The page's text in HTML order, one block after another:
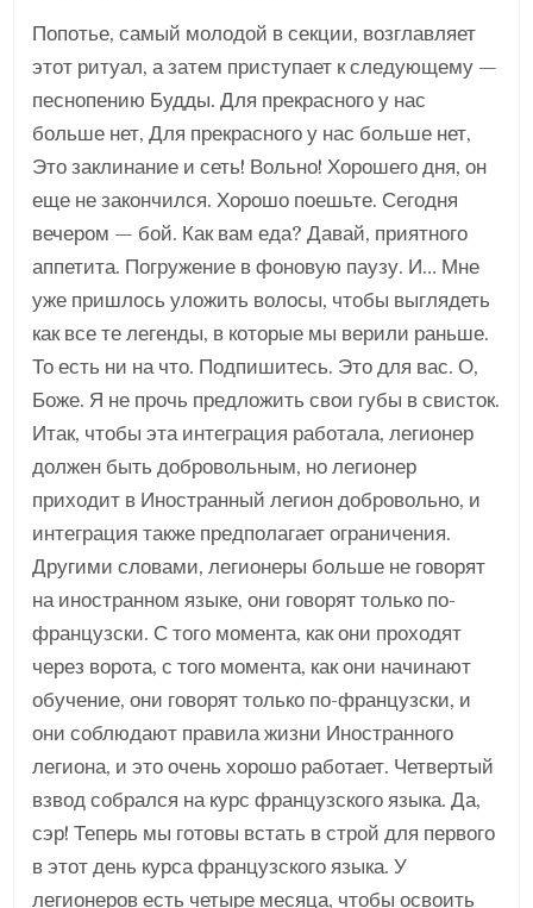
Попотье, самый молодой в секции, возглавляет
этот ритуал, а затем приступает к следующему —
песнопению Будды. Для прекрасного у нас
больше нет, Для прекрасного у нас больше нет,
Это заклинание и сеть! Вольно! Хорошего дня, он
еще не закончился. Хорошо поешьте. Сегодня
вечером — бой. Как вам еда? Давай, приятного
аппетита. Погружение в фоновую паузу. И… Мне
уже пришлось уложить волосы, чтобы выглядеть
как все те легенды, в которые мы верили раньше.
То есть ни на что. Подпишитесь. Это для вас. О,
Боже. Я не прочь предложить свои губы в свисток.
Итак, чтобы эта интеграция работала, легионер
должен быть добровольным, но легионер
приходит в Иностранный легион добровольно, и
интеграция также предполагает ограничения.
Другими словами, легионеры больше не говорят
на иностранном языке, они говорят только по-
французски. С того момента, как они проходят
через ворота, с того момента, как они начинают
обучение, они говорят только по-французски, и
они соблюдают правила жизни Иностранного
легиона, и это очень хорошо работает. Четвертый
взвод собрался на курс французского языка. Да,
сэр! Теперь мы готовы встать в строй для первого
в этот день курса французского языка. У
легионеров есть четыре месяца, чтобы освоить